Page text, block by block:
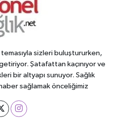
sizleri buluştururken,
Şatafattan kaçınıyor ve
bir altyapı sunuyor. Sağlık
sağlamak önceliğimiz